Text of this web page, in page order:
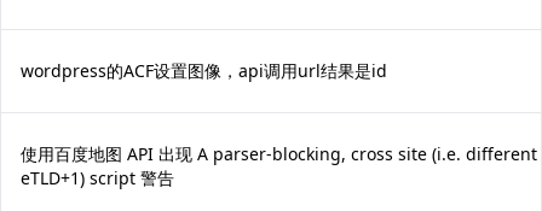
wordpress的ACF设置图像，api调用url结果是id
使用百度地图 API 出现 A parser-blocking, cross site (i.e. different
eTLD+1) script 警告